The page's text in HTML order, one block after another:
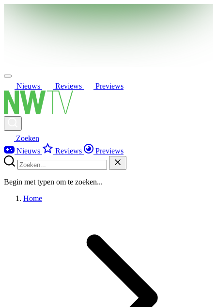
Nieuws Reviews Previews
Zoeken
Nieuws
Reviews Previews
Begin met typen om te zoeken...
Home